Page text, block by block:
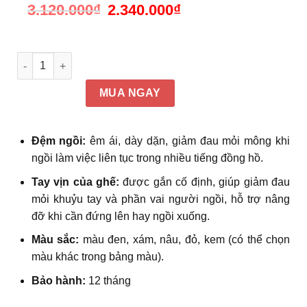
3.120.000₫
Giá
gốc
2.340.000₫Giá
Ghế văn phòng có tựa đầu 2D êm ái, chân nhựa màu đen
MUA NGAY
Đệm ngồi: êm ái, dày dặn, giảm đau mỏi mông khi
ngồi làm việc liên tục trong nhiều tiếng đồng hồ.
Tay vịn của ghế:được gắn cố định, giúp giảm đau
mỏi khuỷu tay và phần vai người ngồi, hỗ trợ nâng
đỡ khi cần đứng lên hay ngồi xuống.
Màu sắc: màu đen, xám, nâu, đỏ, kem (có thể chọn
màu khác trong bảng màu).
Bảo hành: 12 tháng